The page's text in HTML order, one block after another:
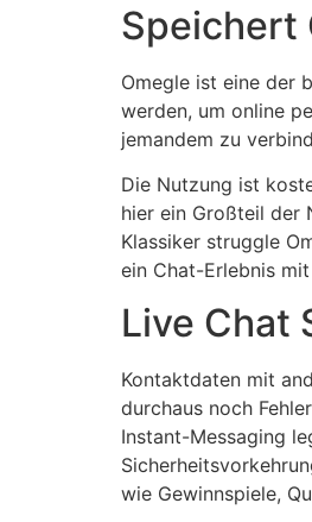
Speichert
Omegle ist eine der
werden, um online
jemandem zu
Die Nutzung ist
hier ein Großteil der
Klassiker struggle
ein Chat-Erlebnis
Live Chat
Kontaktdaten mit
durchaus noch
Instant-Messaging
wie Gewinnspiele,